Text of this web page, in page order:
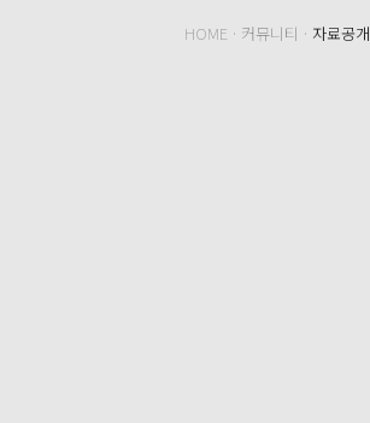
HOME · 커뮤니티 · 자료공개